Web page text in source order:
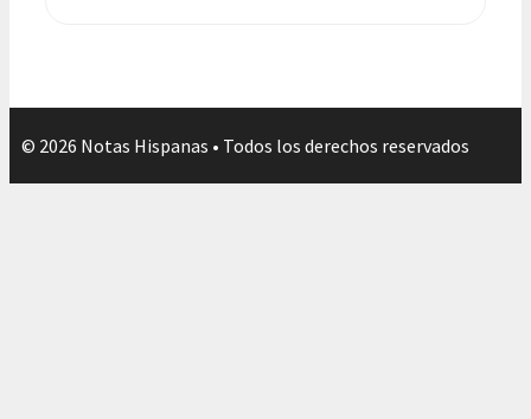
© 2026 Notas Hispanas • Todos los derechos reservados